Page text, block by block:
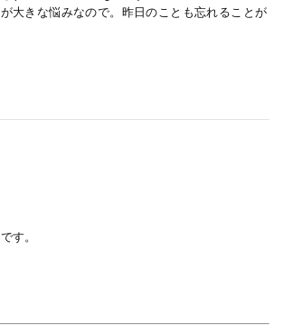
大きな悩みなので。昨日のことも忘れることが
す。